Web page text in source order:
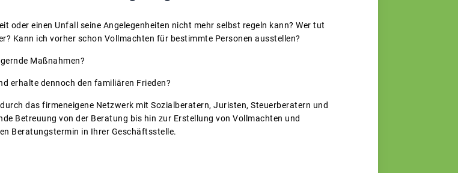
oder einen Unfall seine Angelegenheiten nicht mehr selbst regeln kann? Wer tut
Kann ich vorher schon Vollmachten für bestimmte Personen ausstellen?
Maßnahmen?
erhalte dennoch den familiären Frieden?
das firmeneigene Netzwerk mit Sozialberatern, Juristen, Steuerberatern und
Betreuung von der Beratung bis hin zur Erstellung von Vollmachten und
Beratungstermin in Ihrer Geschäftsstelle.